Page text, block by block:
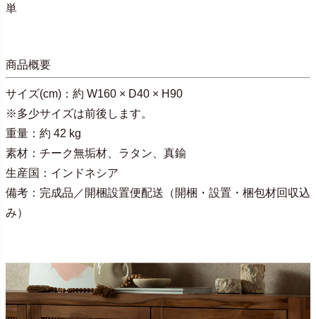
単
商品概要
サイズ(cm)：約 W160 × D40 × H90
※多少サイズは前後します。
重量：約 42 kg
素材：チーク無垢材、ラタン、真鍮
生産国：インドネシア
備考：完成品／開梱設置便配送（開梱・設置・梱包材回収込
み）